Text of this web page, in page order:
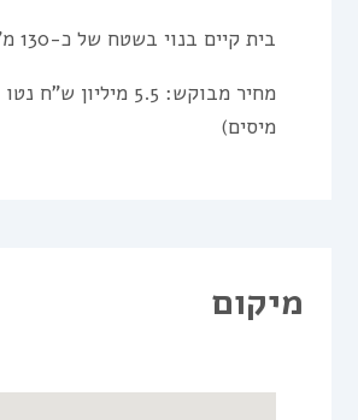
בית קיים בנוי בשטח של כ-130 מ”ר.
מחיר מבוקש: 5.5 מיליון
מיסים)
מיקום